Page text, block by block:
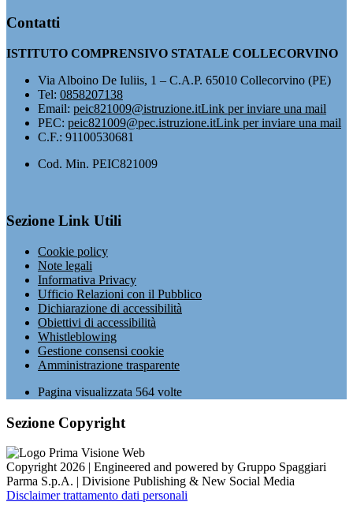
Contatti
ISTITUTO COMPRENSIVO STATALE COLLECORVINO
Via Alboino De Iuliis, 1 – C.A.P. 65010 Collecorvino (PE)
Tel: 0858207138
Email: peic821009@istruzione.itLink per inviare una mail
PEC: peic821009@pec.istruzione.itLink per inviare una mail
C.F.: 91100530681
Cod. Min. PEIC821009
Sezione Link Utili
Cookie policy
Note legali
Informativa Privacy
Ufficio Relazioni con il Pubblico
Dichiarazione di accessibilità
Obiettivi di accessibilità
Whistleblowing
Gestione consensi cookie
Amministrazione trasparente
Pagina visualizzata 564 volte
Sezione Copyright
Copyright 2026 | Engineered and powered by Gruppo Spaggiari
Parma S.p.A. | Divisione Publishing & New Social Media
Disclaimer trattamento dati personali